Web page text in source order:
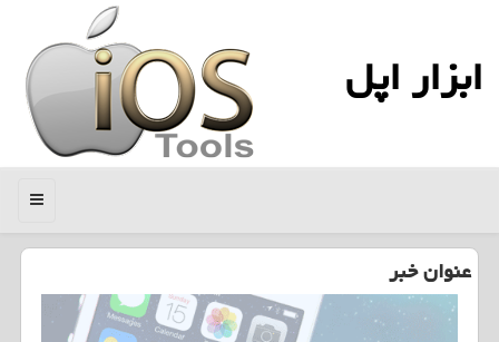
ابزار اپل
منو
عنوان خبر